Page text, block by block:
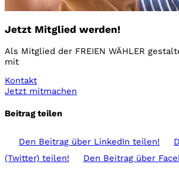
Jetzt Mitglied werden!
Als Mitglied der FREIEN WÄHLER
mit
Kontakt
Jetzt mitmachen
Beitrag teilen
Den Beitrag über LinkedIn teilen!
(Twitter) teilen! Den Beitrag über